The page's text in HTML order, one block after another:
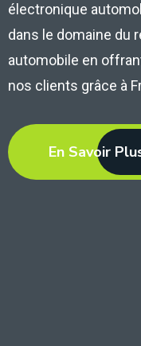
électronique
dans le domaine du
automobile en
nos clients grâce à
En Savoir